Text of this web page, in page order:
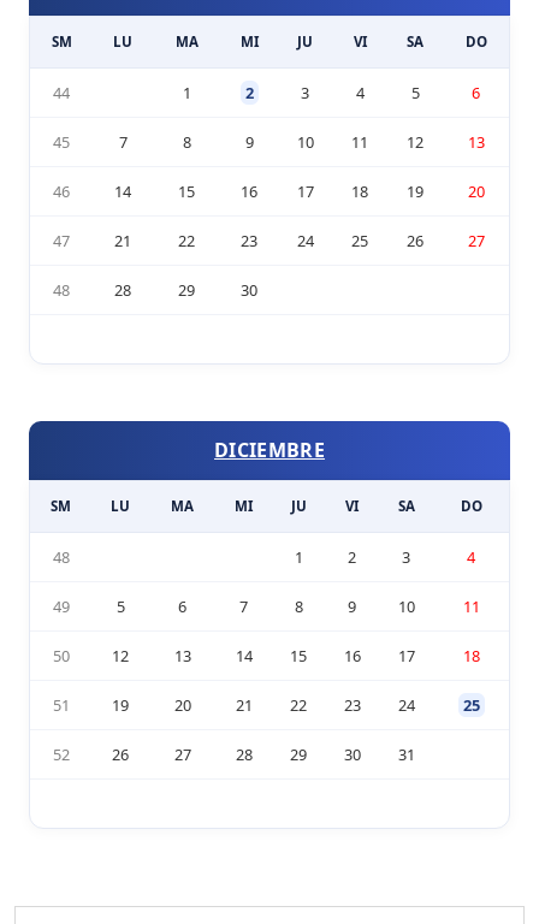
SM LU MA MI JU VI SA DO
44 1 2 3 4 5 6
45 7 8 9 10 11 12 13
46 14 15 16 17 18 19 20
47 21 22 23 24 25 26 27
48 28 29 30
DICIEMBRE
SM LU MA MI JU VI SA DO
48 1 2 3 4
49 5 6 7 8 9 10 11
50 12 13 14 15 16 17 18
51 19 20 21 22 23 24 25
52 26 27 28 29 30 31